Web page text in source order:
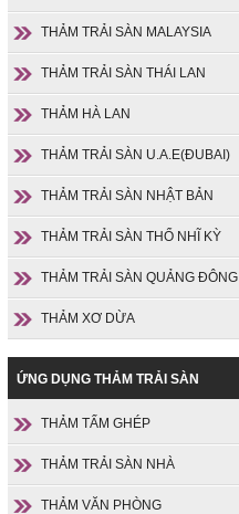
THẢM TRẢI SÀN MALAYSIA
THẢM TRẢI SÀN THÁI LAN
THẢM HÀ LAN
THẢM TRẢI SÀN U.A.E(ĐUBAI)
THẢM TRẢI SÀN NHẬT BẢN
THẢM TRẢI SÀN THỔ NHĨ KỲ
THẢM TRẢI SÀN QUẢNG ĐÔNG
THẢM XƠ DỪA
ỨNG DỤNG THẢM TRẢI SÀN
THẢM TẤM GHÉP
THẢM TRẢI SÀN NHÀ
THẢM VĂN PHÒNG